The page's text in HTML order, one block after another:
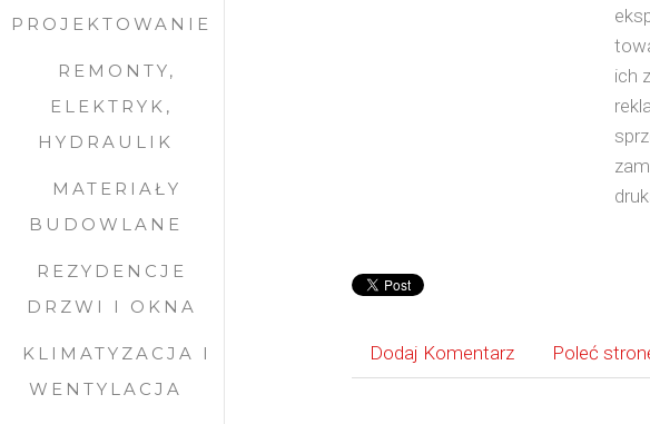
PROJEKTOWANIE
REMONTY,
ELEKTRYK,
HYDRAULIK
MATERIAŁY
BUDOWLANE
REZYDENCJE
DRZWI I OKNA
KLIMATYZACJA I
WENTYLACJA
ich
Dodaj Komentarz Poleć